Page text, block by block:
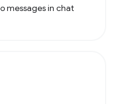
messages in chat